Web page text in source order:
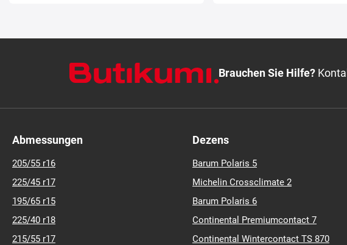
Brauchen Sie Hilfe?
Abmessungen
205/55 r16
225/45 r17
195/65 r15
225/40 r18
215/55 r17
Dezens
Barum Polaris 5
Michelin Crossclimate 2
Barum Polaris 6
Continental Premiumcontact 7
Continental Wintercontact TS 870